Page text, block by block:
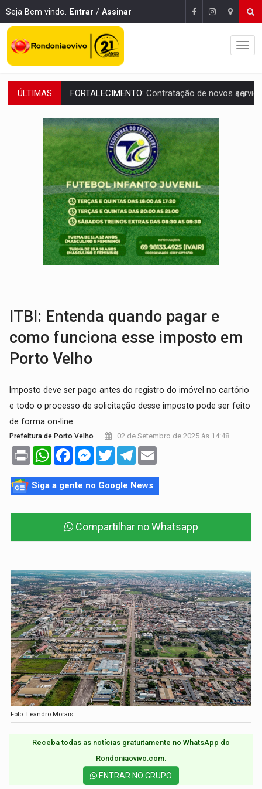
Seja Bem vindo. Entrar / Assinar
ÚLTIMAS FORTALECIMENTO: Contratação de novos servidores reforça equipes do Cad
URGENTE:Condutor de carro avança cruzamento e deixa
'OS OLHOS DO BRASIL':Emanuel Neri transforma indignação e esperança em
SOB INVESTIGAÇÃO:Dentista de PVH é denunciado por transmitir HIV
ESQUEMA DE FRAUDES:Polícia Civil deflagra a terceira fase da
ASSESSOR FLAGRADO:Empresa e ONG que recebeu R$ 12 mi em emendas
INFLUENCIARIA ELEIÇÕES:Justiça Eleitoral manda tirar vídeo com suposta
CONEXÃO RONDONIAOVIVO:Marcio Barreto, pres. da ABAV-RO, alerta sobre golpes
ITBI: Entenda quando pagar e
como funciona esse imposto em
Porto Velho
Imposto deve ser pago antes do registro do imóvel no cartório
e todo o processo de solicitação desse imposto pode ser feito
de forma on-line
Prefeitura de Porto Velho 02 de Setembro de 2025 às 14:48
Print WhatsAppFacebookMessenger
TwitterTelegram
Siga a gente no Google News
Compartilhar no Whatsapp
Foto: Leandro Morais
Receba todas as notícias gratuitamente no WhatsApp do
Rondoniaovivo.com.​
ENTRAR NO GRUPO